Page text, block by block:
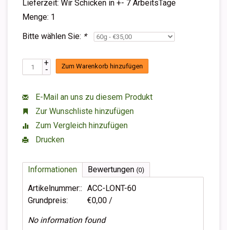
Lieferzeit: Wir Schicken in +- 7 ArbeitsTage
Menge: 1
Bitte wählen Sie: *
+
- Zum Warenkorb hinzufügen
E-Mail an uns zu diesem Produkt
Zur Wunschliste hinzufügen
Zum Vergleich hinzufügen
Drucken
Informationen Bewertungen (0)
Artikelnummer:: ACC-LONT-60
Grundpreis:
€0,00 /
No information found